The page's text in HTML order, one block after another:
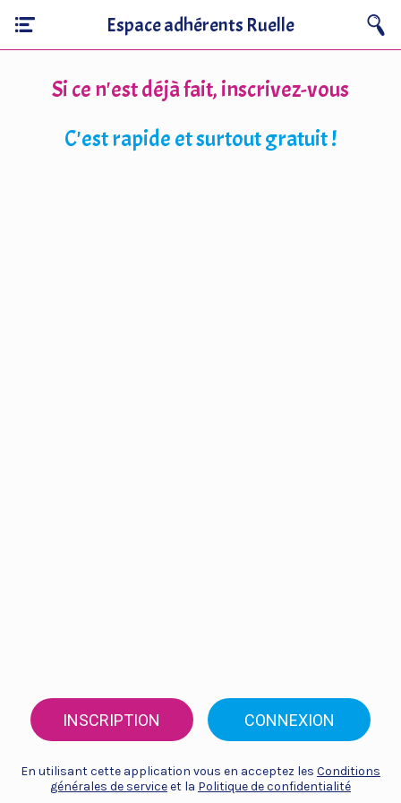
Espace adhérents Ruelle
Si ce n'est déjà fait, inscrivez-vous
C'est rapide et surtout gratuit !
INSCRIPTION CONNEXION
En utilisant cette application vous en acceptez les Conditions
générales de serviceet la Politique de confidentialité